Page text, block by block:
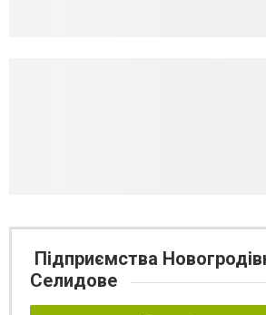
Підприємства
Селидове